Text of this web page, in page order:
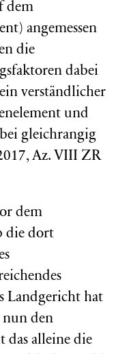
dem
angemessen
die
dabei
verständlicher
und
gleichrangig
Az. VIII ZR
dem
die dort
Landgericht hat
nun den
das alleine die